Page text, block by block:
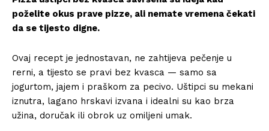
poželite okus prave pizze, ali nemate vremena čekati
da se tijesto digne.
Ovaj recept je jednostavan, ne zahtijeva pečenje u
rerni, a tijesto se pravi bez kvasca — samo sa
jogurtom, jajem i praškom za pecivo. Uštipci su mekani
iznutra, lagano hrskavi izvana i idealni su kao brza
užina, doručak ili obrok uz omiljeni umak.